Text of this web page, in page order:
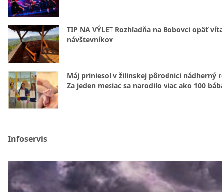
TIP NA VÝLET Rozhľadňa na Bobovci opäť
návštevníkov
Máj priniesol v žilinskej pôrodnici nádherný
Za jeden mesiac sa narodilo viac ako 100
Infoservis